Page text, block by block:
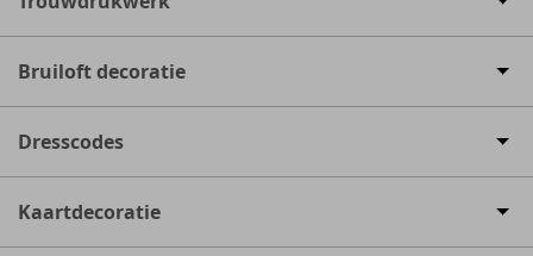
Bruiloft decoratie
Dresscodes
Kaartdecoratie